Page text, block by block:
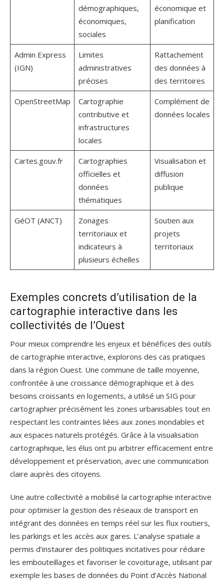
démographiques,
économiques,
sociales
économique et
planification
Admin Express
(IGN)
Limites
administratives
précises
Rattachement
des données à
des territoires
OpenStreetMap
Cartographie
contributive et
infrastructures
locales
Complément de
données locales
Cartes.gouv.fr
Cartographies
officielles et
données
thématiques
Visualisation et
diffusion
publique
GéOT (ANCT)
Zonages
territoriaux et
indicateurs à
plusieurs échelles
Soutien aux
projets
territoriaux
Exemples concrets d’utilisation de la
cartographie interactive dans les
collectivités de l’Ouest
Pour mieux comprendre les enjeux et bénéfices des outils
de cartographie interactive, explorons des cas pratiques
dans la région Ouest. Une commune de taille moyenne,
confrontée à une croissance démographique et à des
besoins croissants en logements, a utilisé un SIG pour
cartographier précisément les zones urbanisables tout en
respectant les contraintes liées aux zones inondables et
aux espaces naturels protégés. Grâce à la visualisation
cartographique, les élus ont pu arbitrer efficacement entre
développement et préservation, avec une communication
claire auprès des citoyens.
Une autre collectivité a mobilisé la cartographie interactive
pour optimiser la gestion des réseaux de transport en
intégrant des données en temps réel sur les flux routiers,
les parkings et les accès aux gares. L’analyse spatiale a
permis d’instaurer des politiques incitatives pour réduire
les embouteillages et favoriser le covoiturage, utilisant par
exemple les bases de données du Point d’Accès National